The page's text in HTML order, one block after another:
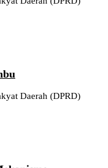
Daerah (DPRD)